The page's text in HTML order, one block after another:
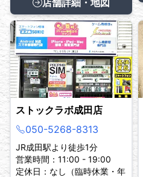
ストックラボ成田店
050-5268-8313
JR成田駅より徒歩1分
営業時間：11:00 - 19:00
定休日：なし（臨時休業・年